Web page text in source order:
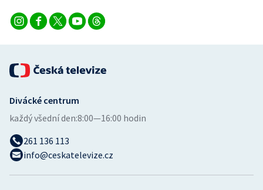
Vodní slalom
Ostatní
Divácké centrum
každý všední den:8:00—16:00 hodin
261 136 113
info@ceskatelevize.cz